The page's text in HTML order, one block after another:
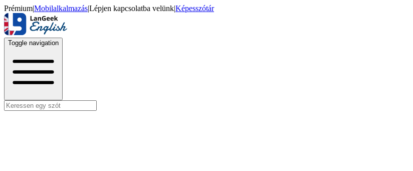
Prémium|Mobilalkalmazás|Lépjen kapcsolatba velünk|Képesszótár
Toggle navigation